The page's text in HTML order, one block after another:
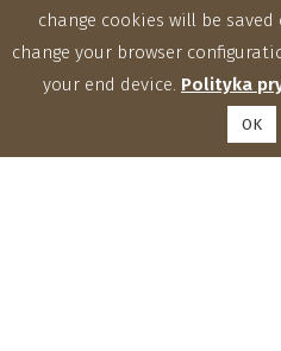
change cookies will be
change your browser
your end device. Polityka
OK